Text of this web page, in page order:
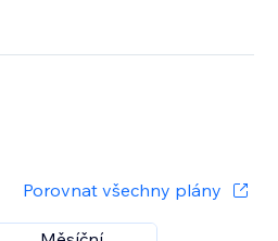
Porovnat všechny plány